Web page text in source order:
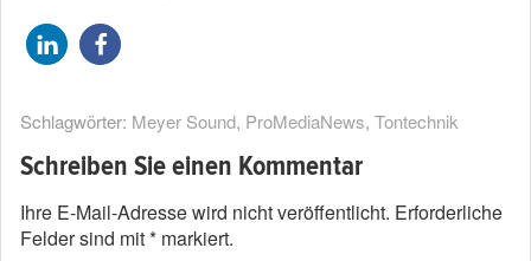
Schlagwörter: Meyer Sound, ProMediaNews, Tontechnik
Schreiben Sie einen Kommentar
Ihre E-Mail-Adresse wird nicht veröffentlicht. Erforderliche
Felder sind mit* markiert.